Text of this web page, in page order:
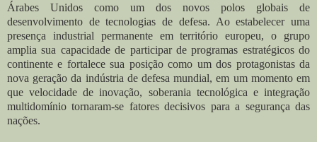
Árabes Unidos como um dos novos polos globais de
desenvolvimento de tecnologias de defesa. Ao estabelecer uma
presença industrial permanente em território europeu, o grupo
amplia sua capacidade de participar de programas estratégicos do
continente e fortalece sua posição como um dos protagonistas da
nova geração da indústria de defesa mundial, em um momento em
que velocidade de inovação, soberania tecnológica e integração
multidomínio tornaram-se fatores decisivos para a segurança das
nações.